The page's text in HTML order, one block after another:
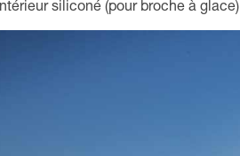
siliconé (pour broche à glace)